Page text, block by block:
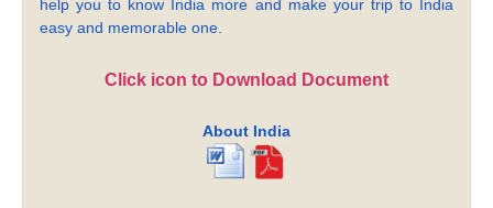
help you to know India more and make your trip to India
easy and memorable one.
Click icon to Download Document
About India